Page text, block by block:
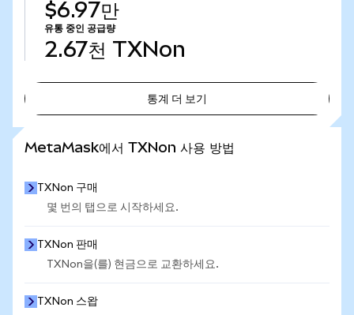
$6.97만
유통 중인 공급량
2.67천 TXNon
통계 더 보기
MetaMask에서 TXNon 사용 방법
TXNon 구매
몇 번의 탭으로 시작하세요.
TXNon 판매
TXNon을(를) 현금으로 교환하세요.
TXNon 스왑